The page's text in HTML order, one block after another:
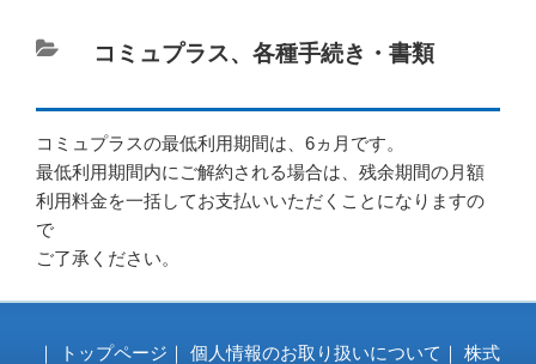
カ
リ
ー
コミュプラス、 各種手続き・書類
コミュプラスの最低利用期間は、6ヵ月です。
最低利用期間内にご解約される場合は、残余期間の月額
利用料金を一括してお支払いいただくことになりますの
で
ご了承ください。
｜ トップページ ｜ 個人情報のお取り扱いについて ｜ 株式